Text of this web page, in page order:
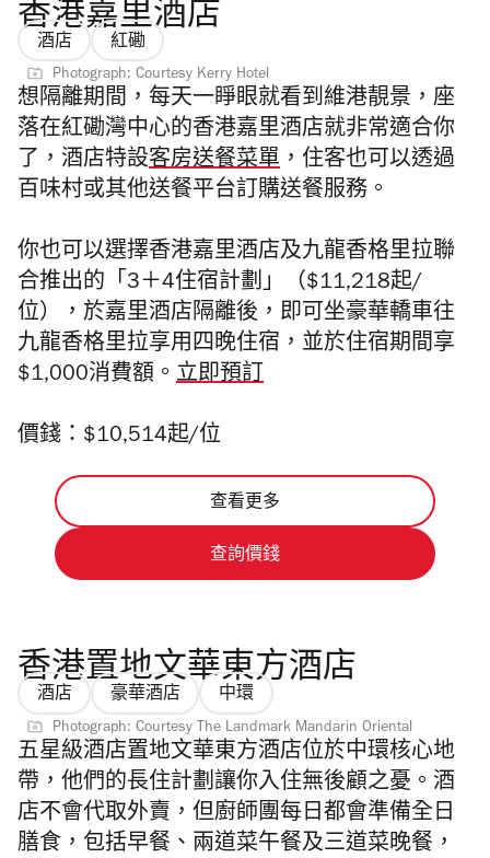
香港嘉里酒店
酒店 紅磡
Photograph: Courtesy Kerry Hotel
想隔離期間，每天一睜眼就看到維港靚景，座
落在紅磡灣中心的香港嘉里酒店就非常適合你
了，酒店特設客房送餐菜單 ，住客也可以透過
百味村或其他送餐平台訂購送餐服務。
你也可以選擇香港嘉里酒店及九龍香格里拉聯
合推出的「3＋4住宿計劃」（$11,218起/
位），於嘉里酒店隔離後，即可坐豪華轎車往
九龍香格里拉享用四晚住宿，並於住宿期間享
$1,000消費額。 立即預訂
價錢：$10,514起/位
查看更多
查詢價錢
香港置地文華東方酒店
酒店 豪華酒店 中環
Photograph: Courtesy The Landmark Mandarin Oriental
五星級酒店置地文華東方酒店位於中環核心地
帶，他們的長住計劃讓你入住無後顧之憂。酒
店不會代取外賣，但廚師團每日都會準備全日
膳食，包括早餐、兩道菜午餐及三道菜晚餐，